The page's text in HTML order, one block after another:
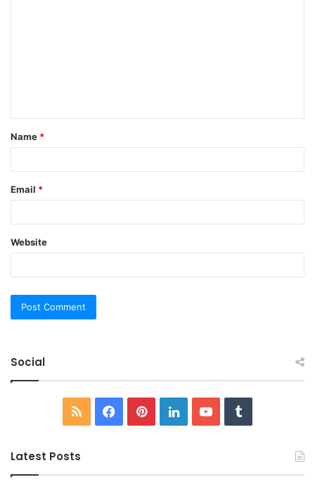
t
*
Name *
Email *
Website
Social
RSS Facebook
PinterestLinkedInYouTubeTumblr
Latest Posts